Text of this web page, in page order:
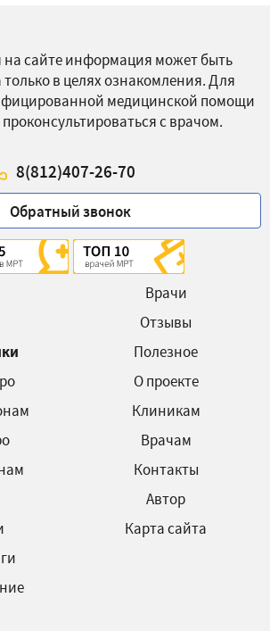
сайте информация может быть
в целях ознакомления. Для
медицинской помощи
с врачом.
8(812)407-26-70
Обратный звонок
Врачи
Отзывы
Полезное
О проекте
Клиникам
Врачам
Контакты
Автор
Карта сайта